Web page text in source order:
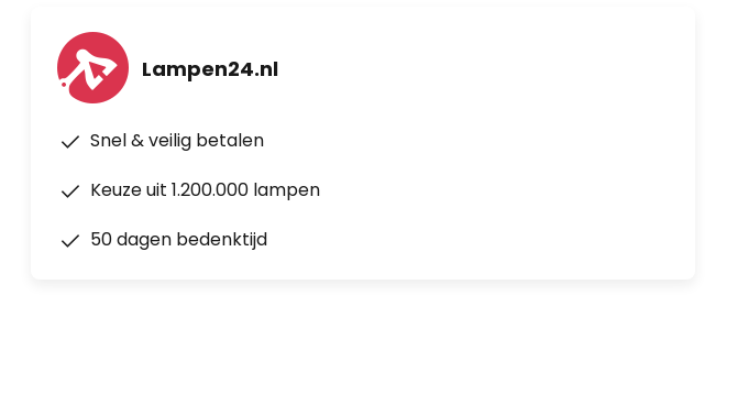
Lampen24.nl
Snel & veilig betalen
Keuze uit 1.200.000 lampen
50 dagen bedenktijd